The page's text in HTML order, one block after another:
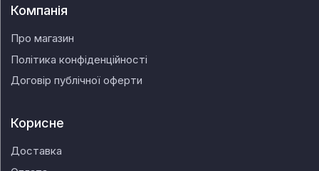
Компанія
Про магазин
Політика конфіденційності
Договір публічної оферти
Корисне
Доставка